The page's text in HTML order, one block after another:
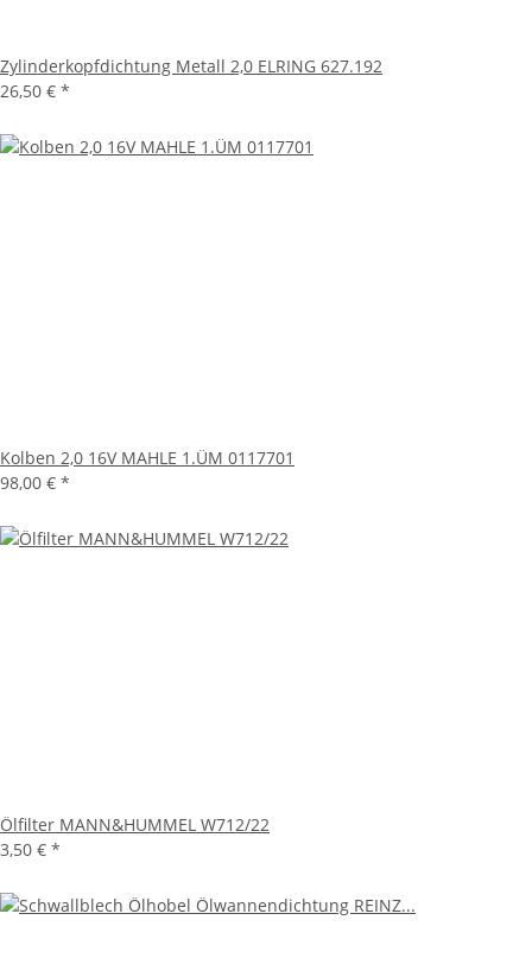
Zylinderkopfdichtung Metall 2,0 ELRING 627.192
26,50 € *
Kolben 2,0 16V MAHLE 1.ÜM 0117701
98,00 € *
Ölfilter MANN&HUMMEL W712/22
3,50 € *